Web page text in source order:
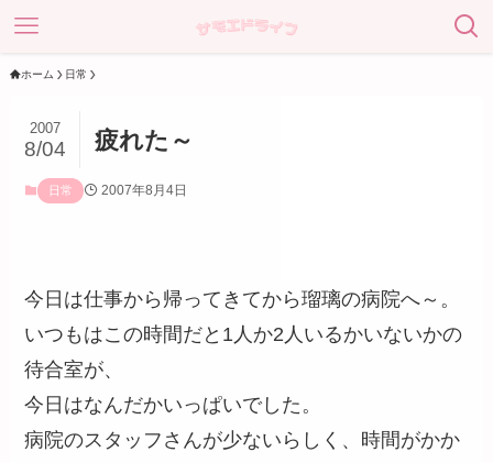
ホーム 日常
疲れた～
2007
8/04
日常 2007年8月4日
今日は仕事から帰ってきてから瑠璃の病院へ～。
いつもはこの時間だと1人か2人いるかいないかの
待合室が、
今日はなんだかいっぱいでした。
病院のスタッフさんが少ないらしく、時間がかか